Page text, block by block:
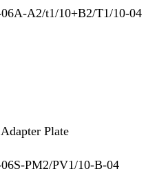
A2/t1/10+B2/T1/10-04
Plate
PM2/PV1/10-B-04